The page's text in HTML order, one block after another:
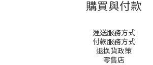
購買與付款
運送服務方式
付款服務方式
退換貨政策
零售店